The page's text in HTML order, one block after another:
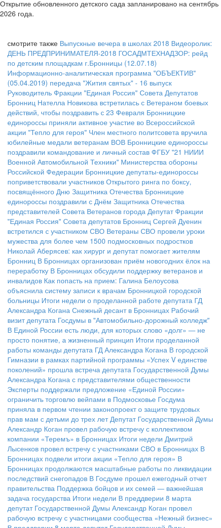
Открытие обновленного детского сада запланировано на сентябрь
2026 года.
смотрите также Выпускные вечера в школах 2018 Видеоролик:
ДЕНЬ ПРЕДПРИНИМАТЕЛЯ-2018 ГОСАДМТЕХНАДЗОР: рейд
по детским площадкам г.Бронницы (12.07.18)
Информационно-аналитическая программа "ОБЪЕКТИВ"
(05.04.2019) передача "Жития святых" - 16 выпуск
Руководитель Фракции "Единая Россия" Совета Депутатов
Бронниц Нателла Новикова встретилась с Ветераном боевых
действий, чтобы поздравить с 23 Февраля Бронницкие
единороссы приняли активное участие во Всероссийской
акции "Тепло для героя" Член местного политсовета вручила
юбилейные медали ветеранам ВОВ Бронницкие единороссы
поздравили командование и личный состав ФГБУ "21 НИИИ
Военной Автомобильной Техники" Министерства обороны
Российской Федерации Бронницкие депутаты-единороссы
поприветствовали участников Открытого ринга по боксу,
посвящённого Дню Защитника Отечества Бронницкие
единороссы поздравили с Днём Защитника Отечества
представителей Совета Ветеранов города Депутат Фракции
"Единая Россия" Совета депутатов Бронниц Сергей Дуенин
встретился с участником СВО Ветераны СВО провели уроки
мужества для более чем 1500 подмосковных подростков
Николай Аберясев: как хирург и депутат помогает жителям
Бронниц В Бронницах организован приём новогодних ёлок на
переработку В Бронницах обсудили поддержку ветеранов и
инвалидов Как попасть на прием: Галина Белоусова
объяснила систему записи к врачам Бронницкой городской
больницы Итоги недели о проделанной работе депутата ГД
Александра Когана Снежный десант в Бронницах Рабочий
визит депутата Госдумы в "Автомобильно-дорожный колледж"
В Единой России есть люди, для которых слово «долг» — не
просто понятие, а жизненный принцип Итоги проделанной
работы команды депутата ГД Александра Когана В городской
Гимназии в рамках партийной программы «Успех V единстве
поколений» прошла встреча депутата Государственной Думы
Александра Когана с представителями общественности
Эксперты поддержали предложение «Единой России»
ограничить торговлю вейпами в Подмосковье Госдума
приняла в первом чтении законопроект о защите трудовых
прав мам с детьми до трех лет Депутат Государственной Думы
Александр Коган провел рабочую встречу с коллективом
компании «Теремъ» в Бронницах Итоги недели Дмитрий
Лысенков провел встречу с участниками СВО в Бронницах В
Бронницах подвели итоги акции «Тепло для героя» В
Бронницах продолжаются масштабные работы по ликвидации
последствий снегопадов В Госдуме прошел ежегодный отчет
правительства Поддержка бойцов и их семей — важнейшая
задача государства Итоги недели В преддверии 8 марта
депутат Государственной Думы Александр Коган провел
рабочую встречу с участницами сообщества «Нежный бизнес»